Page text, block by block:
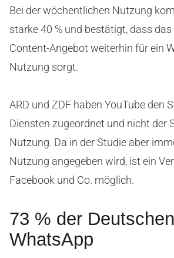
Bei der wöchentlichen Nutzung
starke 40 % und bestätigt, dass
Content-Angebot weiterhin für ein
Nutzung sorgt.
ARD und ZDF haben YouTube den
Diensten zugeordnet und nicht der
Nutzung. Da in der Studie aber
Nutzung angegeben wird, ist ein
Facebook und Co. möglich.
73 % der
WhatsApp